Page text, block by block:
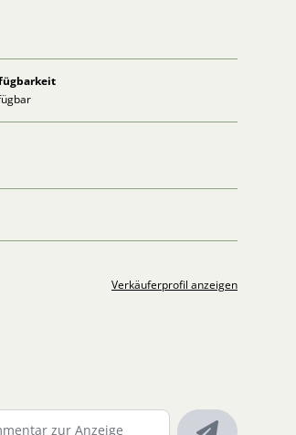
Verkäuferprofil anzeigen